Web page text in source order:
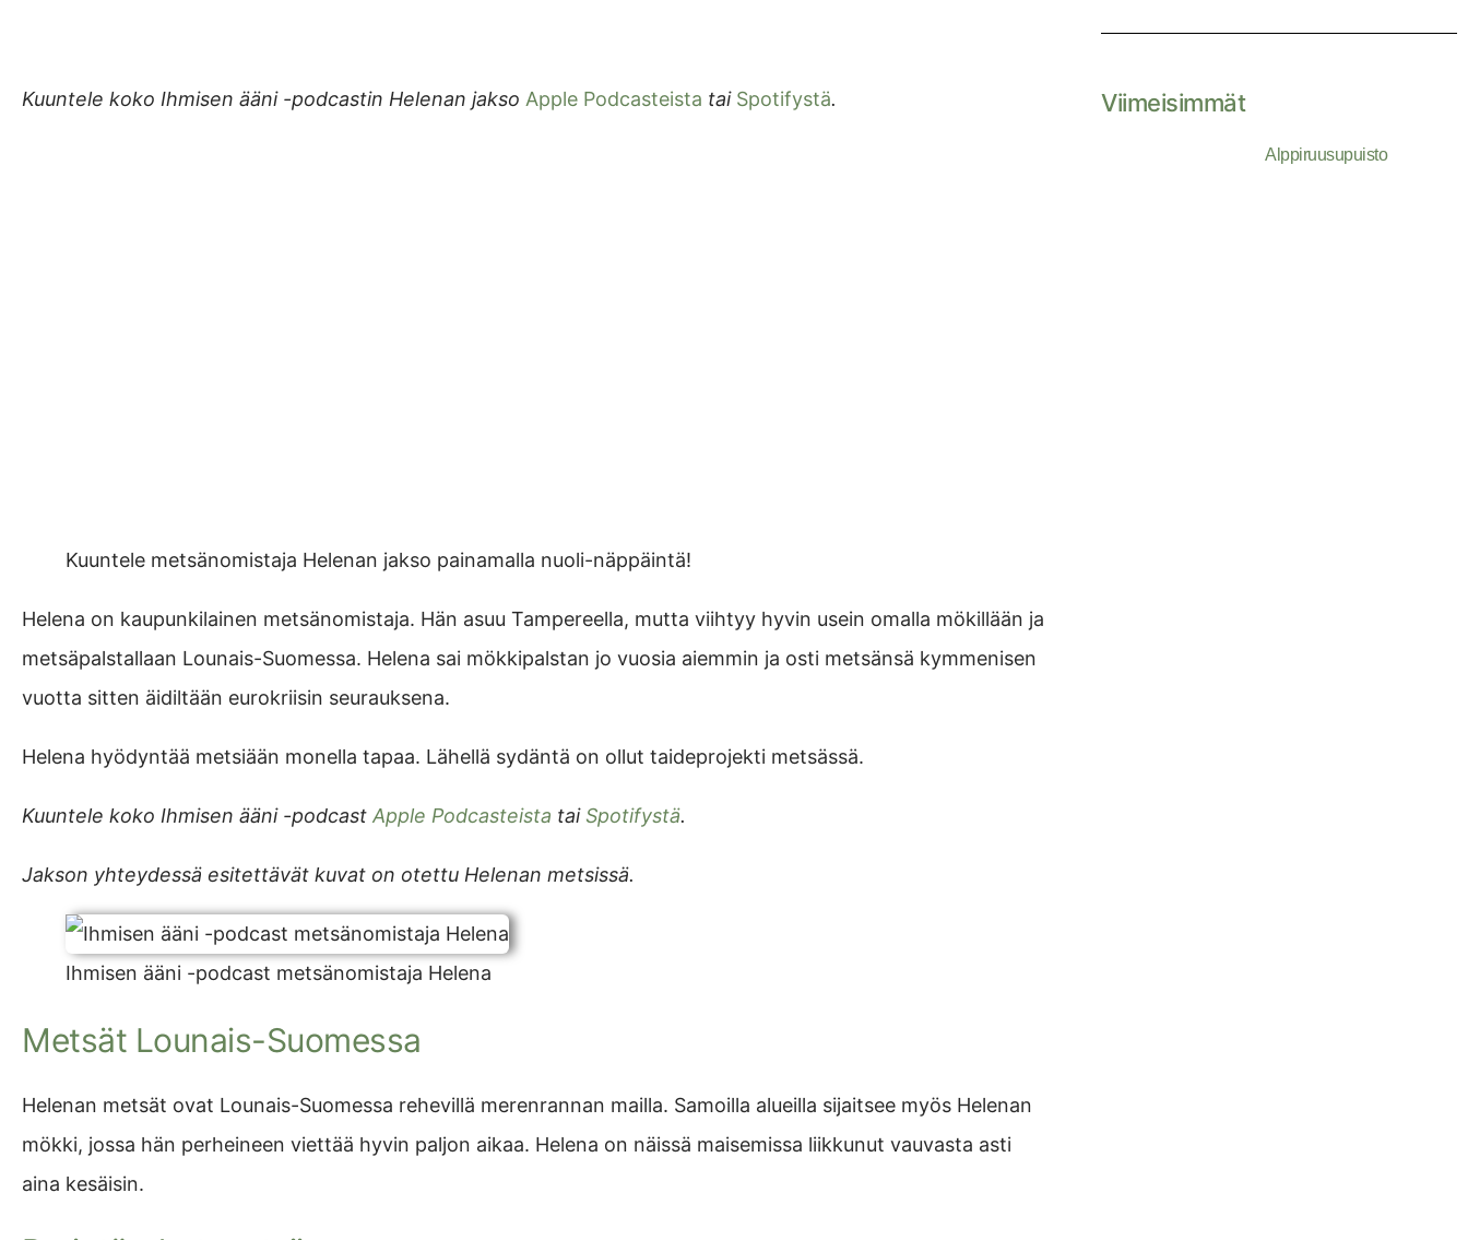
Kuuntele koko Ihmisen ääni -podcastin Helenan jakso Apple Podcasteista tai Spotifystä.
Kuuntele metsänomistaja Helenan jakso painamalla nuoli-näppäintä!
Helena on kaupunkilainen metsänomistaja. Hän asuu Tampereella, mutta viihtyy hyvin usein omalla mökillään ja
metsäpalstallaan Lounais-Suomessa. Helena sai mökkipalstan jo vuosia aiemmin ja osti metsänsä kymmenisen
vuotta sitten äidiltään eurokriisin seurauksena.
Helena hyödyntää metsiään monella tapaa. Lähellä sydäntä on ollut taideprojekti metsässä.
Kuuntele koko Ihmisen ääni -podcast Apple Podcasteista tai Spotifystä.
Jakson yhteydessä esitettävät kuvat on otettu Helenan metsissä.
Ihmisen ääni -podcast metsänomistaja Helena
Metsät Lounais-Suomessa
Helenan metsät ovat Lounais-Suomessa rehevillä merenrannan mailla. Samoilla alueilla sijaitsee myös Helenan
mökki, jossa hän perheineen viettää hyvin paljon aikaa. Helena on näissä maisemissa liikkunut vauvasta asti
aina kesäisin.
Viimeisimmät
Alppiruusupuisto